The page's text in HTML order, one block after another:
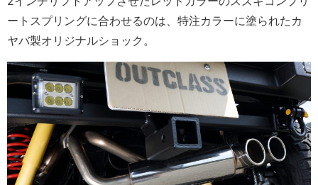
ートスプリングに合わせるのは、特注カラーに塗られたカ
ヤバ製オリジナルショック。